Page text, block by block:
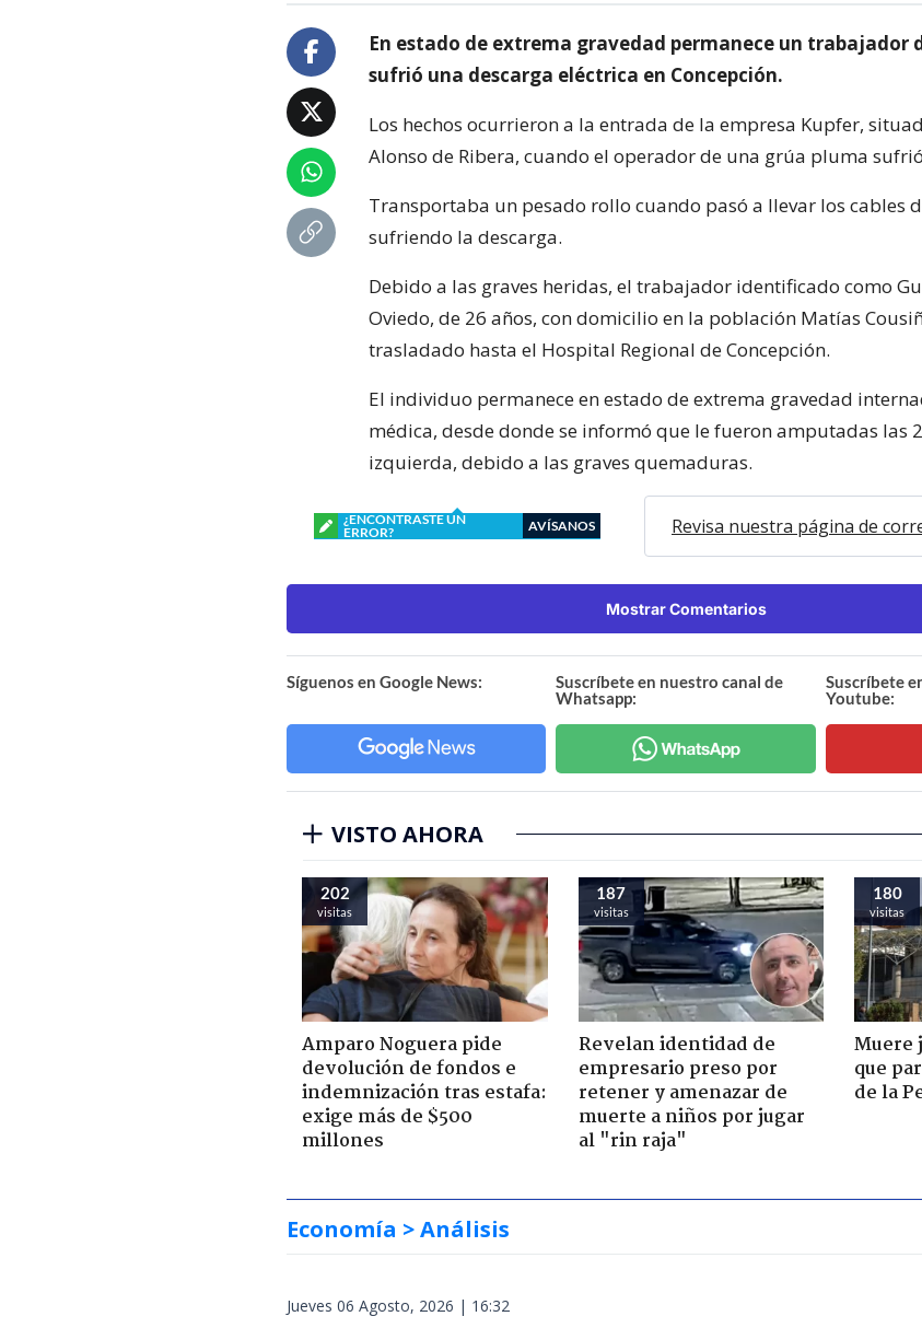
En estado de extrema gravedad permanece un trabajador
sufrió una descarga eléctrica en Concepción.
Los hechos ocurrieron a la entrada de la empresa Kupfer,
Alonso de Ribera, cuando el operador de una grúa pluma
Transportaba un pesado rollo cuando pasó a llevar los cables
sufriendo la descarga.
Debido a las graves heridas, el trabajador identificado como
Oviedo, de 26 años, con domicilio en la población Matías
trasladado hasta el Hospital Regional de Concepción.
El individuo permanece en estado de extrema gravedad
médica, desde donde se informó que le fueron amputadas las
izquierda, debido a las graves quemaduras.
¿ENCONTRASTE UN
ERROR?
AVÍSANOS Revisa nuestra página de
Mostrar Comentarios
Síguenos en Google News:
Suscríbete en nuestro canal de
Whatsapp:
Suscríbete
Youtube:
VISTO AHORA
202
visitas
Amparo Noguera pide
devolución de fondos e
indemnización tras estafa:
exige más de $500
millones
187
visitas
Revelan identidad de
empresario preso por
retener y amenazar de
muerte a niños por jugar
al "rin raja"
180
visitas
Muere
que
de la
Economía > Análisis
Jueves 06 Agosto, 2026 | 16:32